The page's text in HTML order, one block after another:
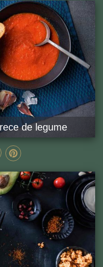
de legume
ACUM